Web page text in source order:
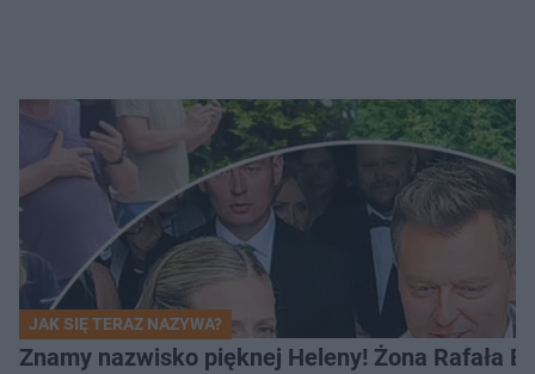
JAK SIĘ TERAZ NAZYWA?
Znamy nazwisko pięknej Heleny! Żona Rafała